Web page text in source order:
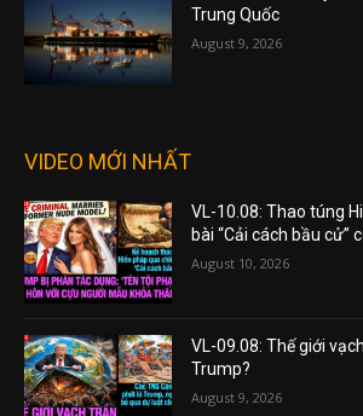
Trung Quốc
August 9, 2026
VIDEO MỚI NHẤT
VL-10.08: Thao túng
bài “Cải cách bầu cử”
August 10, 2026
VL-09.08: Thế giới
Trump?
August 9, 2026